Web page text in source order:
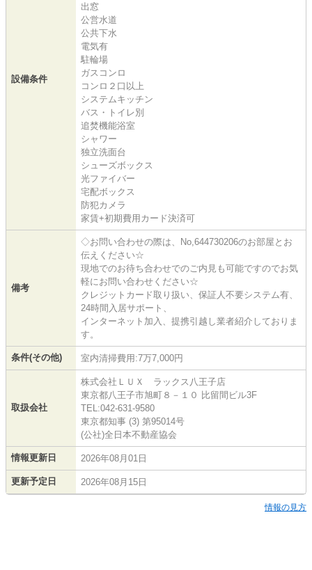
設備条件
出窓
公営水道
公共下水
電気有
駐輪場
ガスコンロ
コンロ２口以上
システムキッチン
バス・トイレ別
追焚機能浴室
シャワー
独立洗面台
シューズボックス
光ファイバー
宅配ボックス
防犯カメラ
家賃+初期費用カード決済可
備考
◇お問い合わせの際は、No,644730206のお部屋とお
伝えください☆
現地でのお待ち合わせでのご内見も可能ですのでお気
軽にお問い合わせください☆
クレジットカード取り扱い、保証人不要システム有、
24時間入居サポート、
インターネット加入、提携引越し業者紹介しておりま
す。
条件(その他) 室内清掃費用:7万7,000円
取扱会社
株式会社ＬＵＸ ラックス八王子店
東京都八王子市旭町８－１０ 比留間ビル3F
TEL:042-631-9580
東京都知事 (3) 第95014号
(公社)全日本不動産協会
情報更新日 2026年08月01日
更新予定日 2026年08月15日
情報の見方